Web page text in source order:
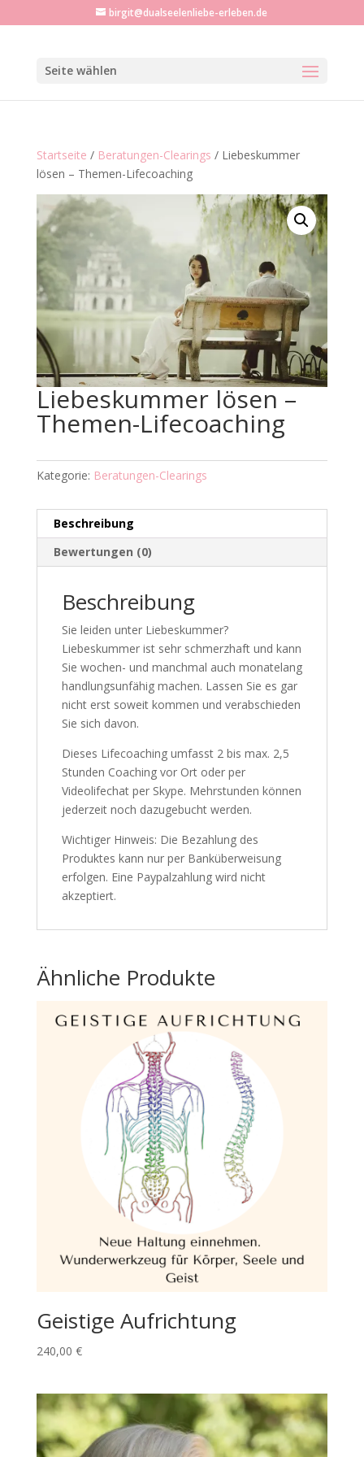
birgit@dualseelenliebe-erleben.de
Seite wählen
Startseite / Beratungen-Clearings / Liebeskummer
lösen – Themen-Lifecoaching
Liebeskummer lösen –
Themen-Lifecoaching
Kategorie: Beratungen-Clearings
Beschreibung
Bewertungen (0)
Beschreibung
Sie leiden unter Liebeskummer?
Liebeskummer ist sehr schmerzhaft und kann
Sie wochen- und manchmal auch monatelang
handlungsunfähig machen. Lassen Sie es gar
nicht erst soweit kommen und verabschieden
Sie sich davon.
Dieses Lifecoaching umfasst 2 bis max. 2,5
Stunden Coaching vor Ort oder per
Videolifechat per Skype. Mehrstunden können
jederzeit noch dazugebucht werden.
Wichtiger Hinweis: Die Bezahlung des
Produktes kann nur per Banküberweisung
erfolgen. Eine Paypalzahlung wird nicht
akzeptiert.
Ähnliche Produkte
Geistige Aufrichtung
240,00 €